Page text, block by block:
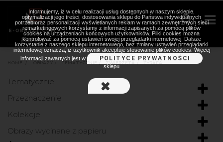
OBRAZY TEMATYCZNIE
Tematycznie
Przeznaczenie
Kolekcje
Obrazy wycinane z papieru
Informujemy, iż w celu realizacji usług dostępnych w naszym sklepie,
optymalizacji jego treści, dostosowania sklepu do Państwa indywidualnych
potrzeb oraz personalizacji wyświetlanych reklam w ramach zewnętrznych sieci
remarketingowych korzystamy z informacji zapisanych za pomocą plików
cookies na urządzeniach końcowych użytkowników. Pliki cookies można
kontrolować za pomocą ustawień swojej przeglądarki internetowej. Dalsze
korzystanie z naszego sklepu internetowego, bez zmiany ustawień przeglądarki
internetowej oznacza, iż użytkownik akceptuje stosowanie plików cookies. Więcej
informacji zawartych jest w
POLITYCE PRYWATNOŚCI
sklepu.